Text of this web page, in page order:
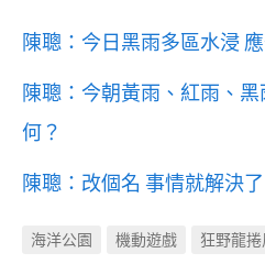
陳聰：今日黑雨多區水浸
陳聰：今朝黃雨、紅雨、
何？
陳聰：改個名 事情就解決了
海洋公園 機動遊戲 狂野龍捲